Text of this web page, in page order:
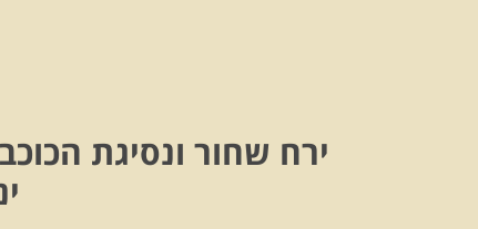
ירח שחור ונסיגת